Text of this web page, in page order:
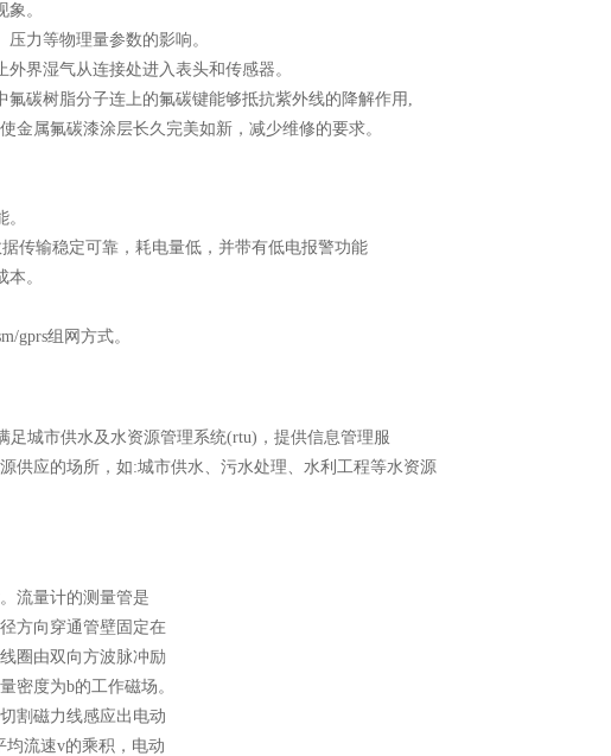
。
力等物理量参数的影响。
界湿气从连接处进入表头和传感器。
碳树脂分子连上的氟碳键能够抵抗紫外线的降解作用,
金属氟碳漆涂层长久完美如新，减少维修的要求。
传输稳定可靠，耗电量低，并带有低电报警功能
。
gprs组网方式。
足城市供水及水资源管理系统(rtu)，提供信息管理服
供应的场所，如:城市供水、污水处理、水利工程等水资源
流量计的测量管是
方向穿通管壁固定在
圈由双向方波脉冲励
密度为b的工作磁场。
割磁力线感应出电动
均流速v的乘积，电动